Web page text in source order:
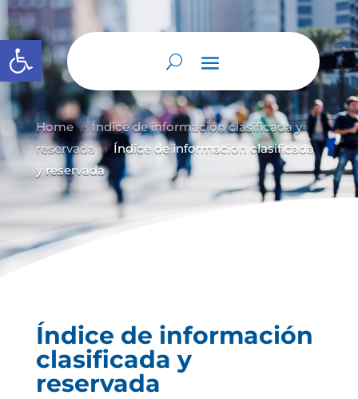
Abrir barra de herramientas
Home 9 Índice de información clasificada y
reservada 9 Índice de información clasificada
y reservada
Índice de información
clasificada y
reservada